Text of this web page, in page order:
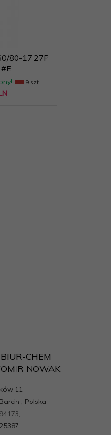
80-17 27P
9 szt.
BIUR-CHEM
NOWAK
11
Barcin , Polska